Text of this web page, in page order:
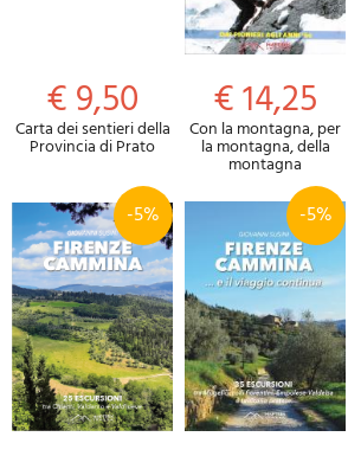
€ 9,50
Carta dei sentieri della
Provincia di Prato
€ 14,25
Con la montagna, per
la montagna, della
montagna
-5% -5%